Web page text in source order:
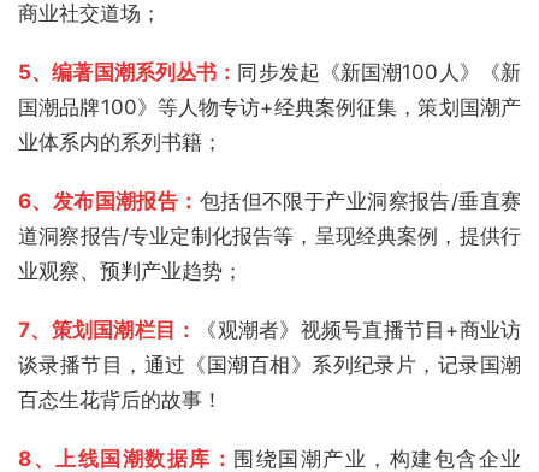
商业社交道场；
5、编著国潮系列丛书： 同步发起《新国潮100人》《新
国潮品牌100》等人物专访+经典案例征集，策划国潮产
业体系内的系列书籍；
6、发布国潮报告： 包括但不限于产业洞察报告/垂直赛
道洞察报告/专业定制化报告等，呈现经典案例，提供行
业观察、预判产业趋势；
7、策划国潮栏目：
《观潮者》视频号直播节目+商业访
谈录播节目，通过《国潮百相》系列纪录片，记录国潮
百态生花背后的故事！
8、上线国潮数据库： 围绕国潮产业，构建包含企业